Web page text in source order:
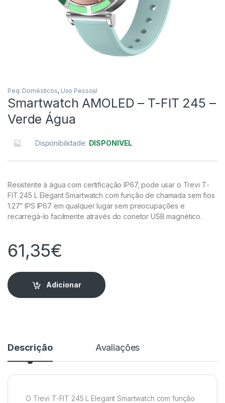
Peq. Domésticos, Uso Pessoal
Smartwatch AMOLED – T-FIT 245 –
Verde Água
Disponibilidade: DISPONIVEL
Resistente à água com certificação IP67, pode usar o Trevi T-
FIT 245 L Elegant Smartwatch com função de chamada sem fios
1.27” IPS IP67 em qualquer lugar sem preocupações e
recarregá-lo facilmente através do conetor USB magnético.
61,35€
Adicionar
Descrição Avaliações
O Trevi T-FIT 245 L Elegant Smartwatch com função